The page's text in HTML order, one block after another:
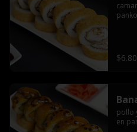
panko
pollo
en